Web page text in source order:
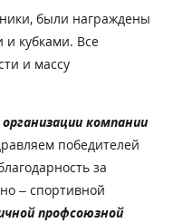
были награждены
кубками. Все
и массу
компании
победителей
за
– спортивной
профсоюзной